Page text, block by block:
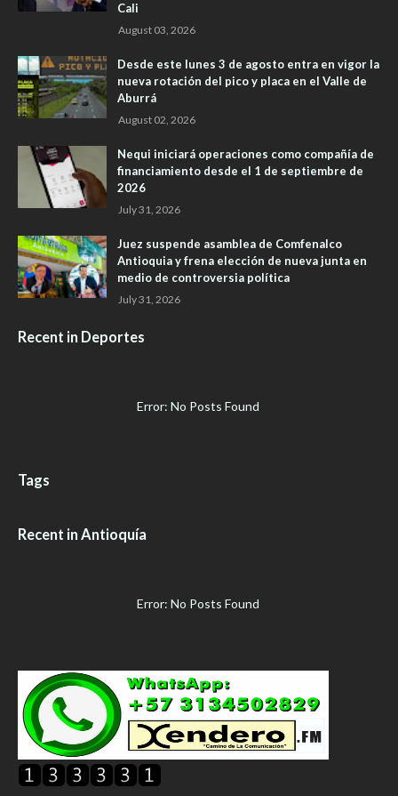
Cali
August 03, 2026
Desde este lunes 3 de agosto entra en vigor la
nueva rotación del pico y placa en el Valle de
Aburrá
August 02, 2026
Nequi iniciará operaciones como compañía de
financiamiento desde el 1 de septiembre de
2026
July 31, 2026
Juez suspende asamblea de Comfenalco
Antioquia y frena elección de nueva junta en
medio de controversia política
July 31, 2026
Recent in Deportes
Error: No Posts Found
Tags
Recent in Antioquía
Error: No Posts Found